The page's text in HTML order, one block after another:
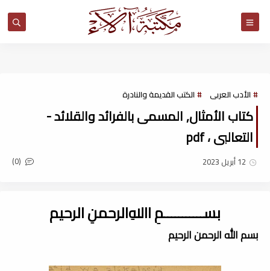
الأدب العربى الكتب القديمة والنادرة
كتاب الأمثال, المسمى بالفرائد والقلائد -
التعالبى ، pdf
12 أبريل 2023 (0)
بســـــــــــمِ اﷲِالرحمنِ الرحيم
بسم الله الرحمن الرحيم